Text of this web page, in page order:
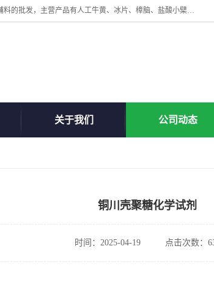
陕西盘龙翊海医药有限公司是一家民营科技型中小企业，公司核心专注医药原料药与药用辅料的批发，主营产品有人工牛黄、冰片、樟脑、盐酸小檗碱、氢氧化铝、枸橼酸喷托维林、甲硝唑、维生素B、维生素C、维生素E、克霉唑、利巴韦林、氯化铵等。
关于我们 公司动态
铜川壳聚糖化学试剂
时间：2025-04-19 点击次数：